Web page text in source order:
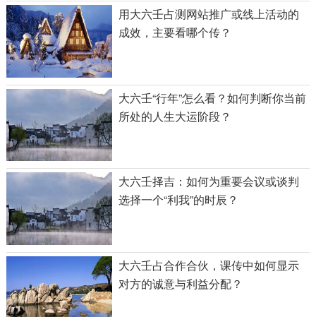
用大六壬占测网站推广或线上活动的
成效，主要看哪个传？
大六壬“行年”怎么看？如何判断你当前
所处的人生大运阶段？
大六壬择吉：如何为重要会议或谈判
选择一个“利我”的时辰？
大六壬占合作合伙，课传中如何显示
对方的诚意与利益分配？